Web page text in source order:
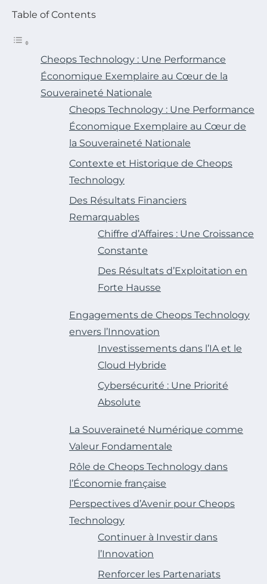
Table of Contents
Cheops Technology : Une Performance
Économique Exemplaire au Cœur de la
Souveraineté Nationale
Cheops Technology : Une Performance
Économique Exemplaire au Cœur de
la Souveraineté Nationale
Contexte et Historique de Cheops
Technology
Des Résultats Financiers
Remarquables
Chiffre d’Affaires : Une Croissance
Constante
Des Résultats d’Exploitation en
Forte Hausse
Engagements de Cheops Technology
envers l’Innovation
Investissements dans l’IA et le
Cloud Hybride
Cybersécurité : Une Priorité
Absolute
La Souveraineté Numérique comme
Valeur Fondamentale
Rôle de Cheops Technology dans
l’Économie française
Perspectives d’Avenir pour Cheops
Technology
Continuer à Investir dans
l’Innovation
Renforcer les Partenariats